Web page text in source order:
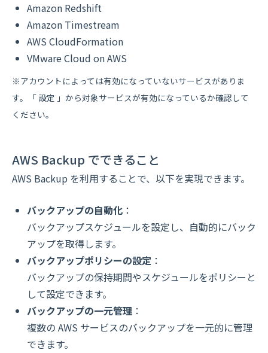
Amazon Redshift
Amazon Timestream
AWS CloudFormation
VMware Cloud on AWS
※アカウントによっては有効になっていないサービスがありま
す。「 設定 」から対象サービスが有効になっているか確認して
ください。
AWS Backup でできること
AWS Backup を利用することで、以下を実現できます。
バックアップの自動化 ：
バックアップスケジュールを設定し、自動的にバック
アップを取得します。
バックアップポリシーの設定 ：
バックアップの保持期間やスケジュールをポリシーと
して設定できます。
バックアップの一元管理 ：
複数の AWS サービスのバックアップを一元的に管理
できます。